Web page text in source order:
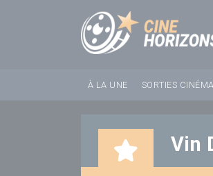
À LA UNE SORTIES CINÉMA
Vin
Panneau de gestion des cookies